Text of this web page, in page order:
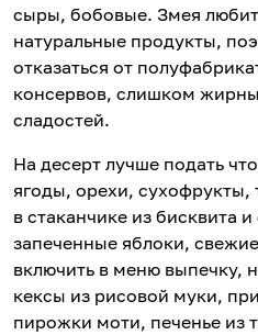
сыры, бобовые. Змея
натуральные продукты,
отказаться от
консервов, слишком
сладостей.
На десерт лучше подать
ягоды, орехи, сухофрукты,
в стаканчике из бисквита
запеченные яблоки,
включить в меню выпечку,
кексы из рисовой муки,
пирожки моти, печенье из